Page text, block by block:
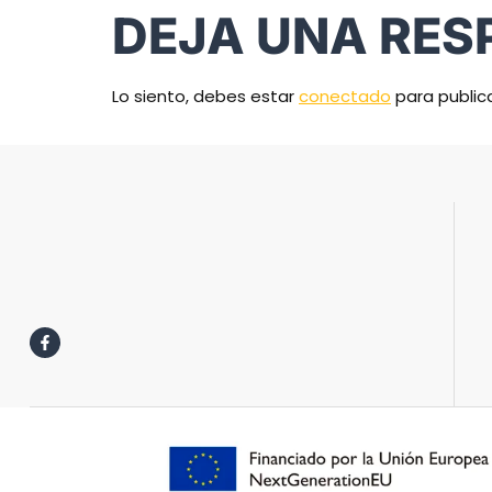
DEJA UNA
Lo siento, debes estarconectado para